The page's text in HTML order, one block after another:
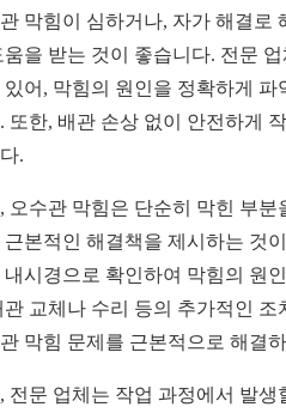
막힘이 심하거나, 자가 해결로
움을 받는 것이 좋습니다. 전문
있어, 막힘의 원인을 정확하게
또한, 배관 손상 없이 안전하게
.
오수관 막힘은 단순히 막힌 부
근본적인 해결책을 제시하는 것
내시경으로 확인하여 막힘의 원
관 교체나 수리 등의 추가적인
막힘 문제를 근본적으로 해결
전문 업체는 작업 과정에서 발